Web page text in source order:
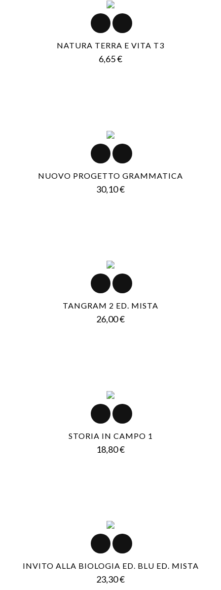
NATURA TERRA E VITA T3
6,65 €Prezzo
NUOVO PROGETTO GRAMMATICA
30,10 €Prezzo
TANGRAM 2 ED. MISTA
26,00 €Prezzo
STORIA IN CAMPO 1
18,80 €Prezzo
INVITO ALLA BIOLOGIA ED. BLU ED. MISTA
23,30 €Prezzo